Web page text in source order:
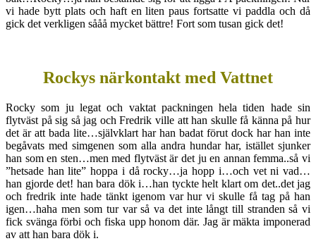
vi hade bytt plats och haft en liten paus fortsatte vi paddla och då
gick det verkligen sååå mycket bättre! Fort som tusan gick det!
Rockys närkontakt med Vattnet
Rocky som ju legat och vaktat packningen hela tiden hade sin
flytväst på sig så jag och Fredrik ville att han skulle få känna på hur
det är att bada lite…självklart har han badat förut dock har han inte
begåvats med simgenen som alla andra hundar har, istället sjunker
han som en sten…men med flytväst är det ju en annan femma..så vi
”hetsade han lite” hoppa i då rocky…ja hopp i…och vet ni vad…
han gjorde det! han bara dök i…han tyckte helt klart om det..det jag
och fredrik inte hade tänkt igenom var hur vi skulle få tag på han
igen…haha men som tur var så va det inte långt till stranden så vi
fick svänga förbi och fiska upp honom där. Jag är mäkta imponerad
av att han bara dök i.